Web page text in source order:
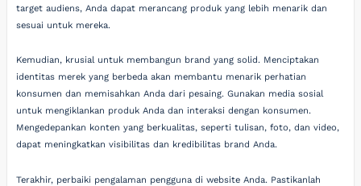
target audiens, Anda dapat merancang produk yang lebih menarik dan
sesuai untuk mereka.
Kemudian, krusial untuk membangun brand yang solid. Menciptakan
identitas merek yang berbeda akan membantu menarik perhatian
konsumen dan memisahkan Anda dari pesaing. Gunakan media sosial
untuk mengiklankan produk Anda dan interaksi dengan konsumen.
Mengedepankan konten yang berkualitas, seperti tulisan, foto, dan video,
dapat meningkatkan visibilitas dan kredibilitas brand Anda.
Terakhir, perbaiki pengalaman pengguna di website Anda. Pastikanlah